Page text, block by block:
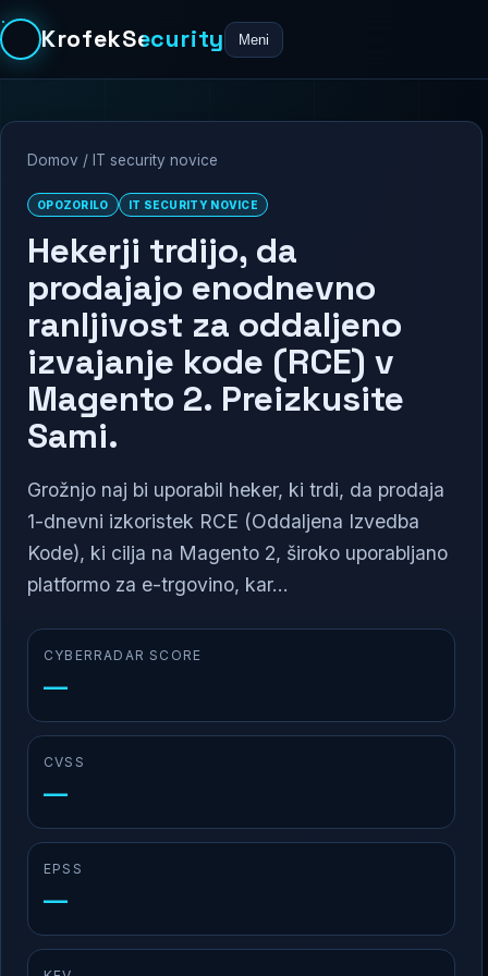
KrofekSecurity Meni
Domov / IT security novice
OPOZORILO IT SECURITY NOVICE
Hekerji trdijo, da
prodajajo enodnevno
ranljivost za oddaljeno
izvajanje kode (RCE) v
Magento 2. Preizkusite
Sami.
Grožnjo naj bi uporabil heker, ki trdi, da prodaja
1-dnevni izkoristek RCE (Oddaljena Izvedba
Kode), ki cilja na Magento 2, široko uporabljano
platformo za e-trgovino, kar...
CYBERRADAR SCORE
—
CVSS
—
EPSS
—